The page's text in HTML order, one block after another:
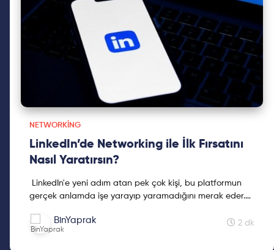
NETWORKING
LinkedIn’de Networking ile İlk Fırsatını
Nasıl Yaratırsın?
LinkedIn'e yeni adım atan pek çok kişi, bu platformun
gerçek anlamda işe yarayıp yaramadığını merak eder.
BinYaprak 2 dk